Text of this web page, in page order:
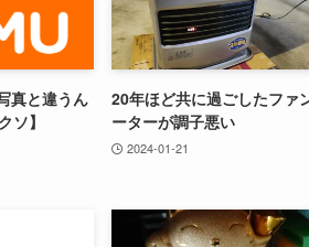
真と違うん
ソ】
20年ほど共に過ごしたファ
ーターが調子悪い
2024-01-21